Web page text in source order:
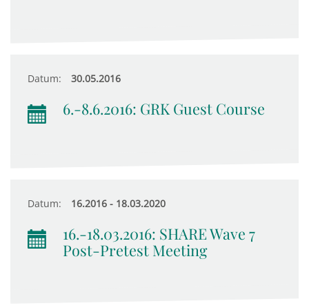
Datum: 30.05.2016
6.-8.6.2016: GRK Guest Course
Datum: 16.2016 - 18.03.2020
16.-18.03.2016: SHARE Wave 7
Post-Pretest Meeting